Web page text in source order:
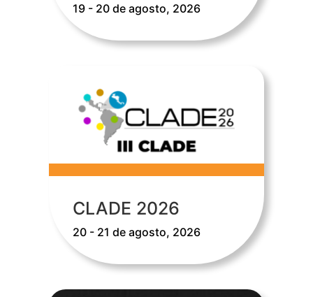
19 - 20 de agosto, 2026
CLADE 2026
20 - 21 de agosto, 2026